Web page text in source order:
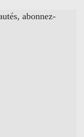
abonnez-